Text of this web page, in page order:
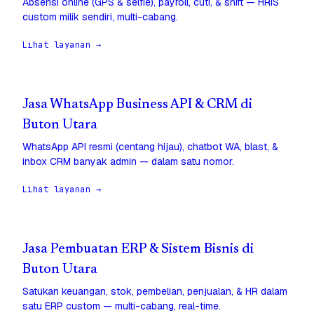
custom milik sendiri, multi-cabang.
Lihat layanan →
Jasa WhatsApp Business API & CRM di
Buton Utara
WhatsApp API resmi (centang hijau), chatbot WA, blast, &
inbox CRM banyak admin — dalam satu nomor.
Lihat layanan →
Jasa Pembuatan ERP & Sistem Bisnis di
Buton Utara
Satukan keuangan, stok, pembelian, penjualan, & HR dalam
satu ERP custom — multi-cabang, real-time.